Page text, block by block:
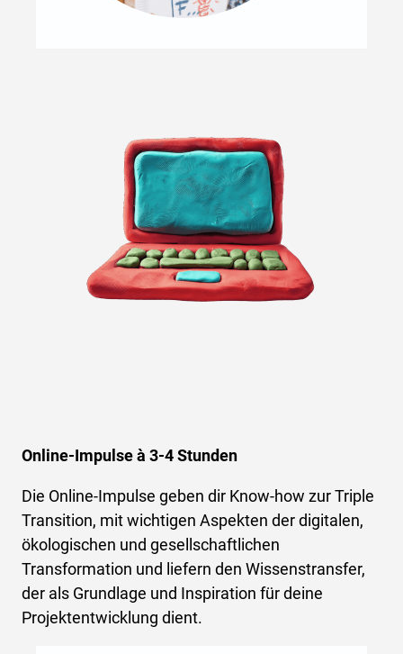
Online-Impulse à 3-4 Stunden
Die Online-Impulse geben dir Know-how zur Triple
Transition, mit wichtigen Aspekten der digitalen,
ökologischen und gesellschaftlichen
Transformation und liefern den Wissenstransfer,
der als Grundlage und Inspiration für deine
Projektentwicklung dient.